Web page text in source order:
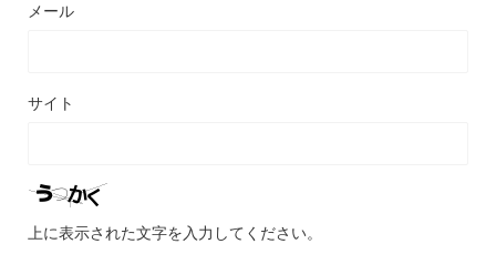
メール
サイト
上に表示された文字を入力してください。